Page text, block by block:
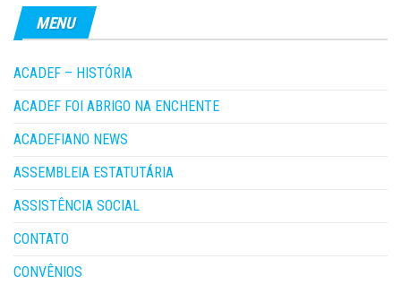
MENU
ACADEF – HISTÓRIA
ACADEF FOI ABRIGO NA ENCHENTE
ACADEFIANO NEWS
ASSEMBLEIA ESTATUTÁRIA
ASSISTÊNCIA SOCIAL
CONTATO
CONVÊNIOS